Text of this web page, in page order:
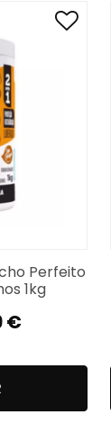
Perfeito
1kg
€